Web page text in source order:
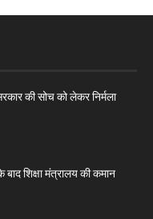
की सोच को लेकर निर्मला
शिक्षा मंत्रालय की कमान